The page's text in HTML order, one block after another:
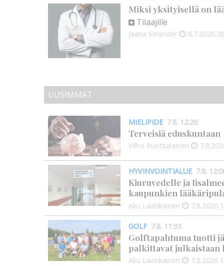
Miksi yksityisellä on
Tilaajille
Jaana Selander 8.7.2026
UUSIMMAT
MIELIPIDE 7.8. 12:26
Terveisiä eduskuntaan
Vilho Ruotsalainen
HYVINVOINTIALUE 7.8.
Kiuruvedelle ja
kaupunkien
Aku Laatikainen 7.8.2026
GOLF 7.8. 11:33
Golftapahtuma tuotti
palkittavat julkaistaan
Aku Laatikainen 7.8.2026